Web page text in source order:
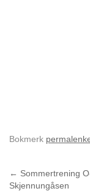
Bokmerk
← Sommertrening
Skjennungåsen